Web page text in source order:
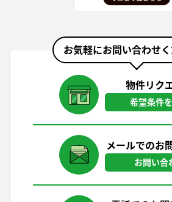
お気軽にお問い合わせく
物件リク
希望条件
メールでのお
お問い合